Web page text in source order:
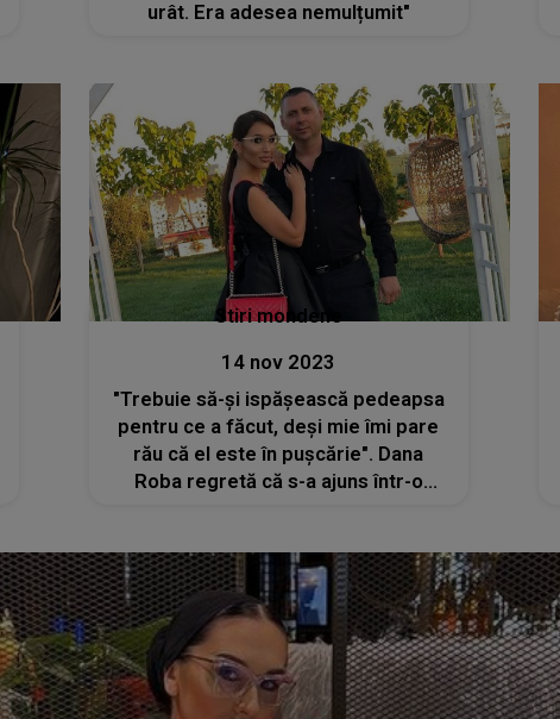
urât. Era adesea nemulțumit"
Stiri mondene
14 nov 2023
"Trebuie să-și ispășească pedeapsa
pentru ce a făcut, deși mie îmi pare
rău că el este în pușcărie". Dana
Roba regretă că s-a ajuns într-o